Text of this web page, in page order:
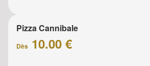
Pizza Cannibale
Dès 10.00 €